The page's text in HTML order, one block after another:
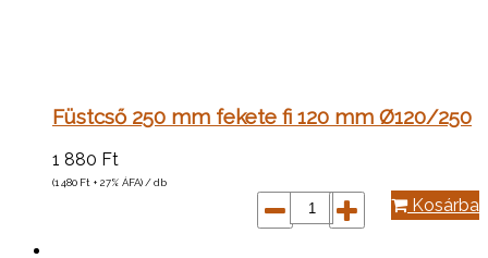
Füstcső 250 mm fekete fi 120 mm Ø120/250
1 880 Ft
(1 480 Ft + 27% ÁFA) / db
Kosárba